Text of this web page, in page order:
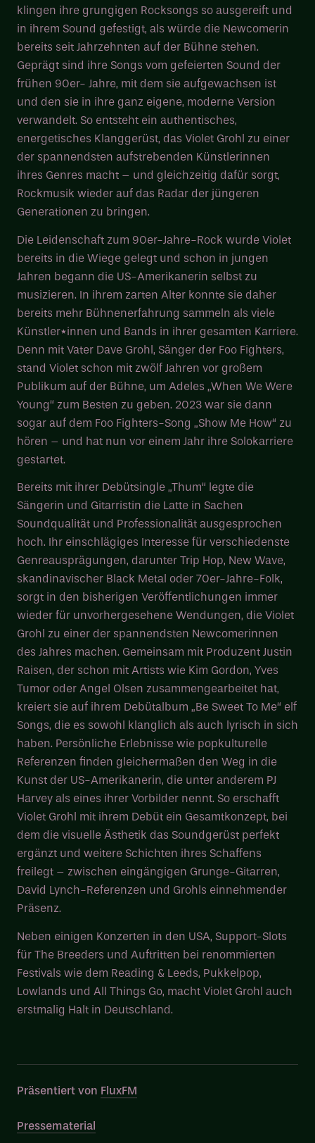
klingen ihre grungigen Rocksongs so ausgereift und
in ihrem Sound gefestigt, als würde die Newcomerin
bereits seit Jahrzehnten auf der Bühne stehen.
Geprägt sind ihre Songs vom gefeierten Sound der
frühen 90er- Jahre, mit dem sie aufgewachsen ist
und den sie in ihre ganz eigene, moderne Version
verwandelt. So entsteht ein authentisches,
energetisches Klanggerüst, das Violet Grohl zu einer
der spannendsten aufstrebenden Künstlerinnen
ihres Genres macht – und gleichzeitig dafür sorgt,
Rockmusik wieder auf das Radar der jüngeren
Generationen zu bringen.
Die Leidenschaft zum 90er-Jahre-Rock wurde Violet
bereits in die Wiege gelegt und schon in jungen
Jahren begann die US-Amerikanerin selbst zu
musizieren. In ihrem zarten Alter konnte sie daher
bereits mehr Bühnenerfahrung sammeln als viele
Künstler*innen und Bands in ihrer gesamten Karriere.
Denn mit Vater Dave Grohl, Sänger der Foo Fighters,
stand Violet schon mit zwölf Jahren vor großem
Publikum auf der Bühne, um Adeles „When We Were
Young“ zum Besten zu geben. 2023 war sie dann
sogar auf dem Foo Fighters-Song „Show Me How“ zu
hören – und hat nun vor einem Jahr ihre Solokarriere
gestartet.
Bereits mit ihrer Debütsingle „Thum“ legte die
Sängerin und Gitarristin die Latte in Sachen
Soundqualität und Professionalität ausgesprochen
hoch. Ihr einschlägiges Interesse für verschiedenste
Genreausprägungen, darunter Trip Hop, New Wave,
skandinavischer Black Metal oder 70er-Jahre-Folk,
sorgt in den bisherigen Veröffentlichungen immer
wieder für unvorhergesehene Wendungen, die Violet
Grohl zu einer der spannendsten Newcomerinnen
des Jahres machen. Gemeinsam mit Produzent Justin
Raisen, der schon mit Artists wie Kim Gordon, Yves
Tumor oder Angel Olsen zusammengearbeitet hat,
kreiert sie auf ihrem Debütalbum „Be Sweet To Me“ elf
Songs, die es sowohl klanglich als auch lyrisch in sich
haben. Persönliche Erlebnisse wie popkulturelle
Referenzen finden gleichermaßen den Weg in die
Kunst der US-Amerikanerin, die unter anderem PJ
Harvey als eines ihrer Vorbilder nennt. So erschafft
Violet Grohl mit ihrem Debüt ein Gesamtkonzept, bei
dem die visuelle Ästhetik das Soundgerüst perfekt
ergänzt und weitere Schichten ihres Schaffens
freilegt – zwischen eingängigen Grunge-Gitarren,
David Lynch-Referenzen und Grohls einnehmender
Präsenz.
Neben einigen Konzerten in den USA, Support-Slots
für The Breeders und Auftritten bei renommierten
Festivals wie dem Reading & Leeds, Pukkelpop,
Lowlands und All Things Go, macht Violet Grohl auch
erstmalig Halt in Deutschland.
Präsentiert von FluxFM
Pressematerial